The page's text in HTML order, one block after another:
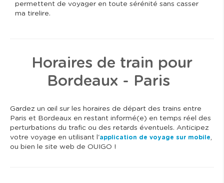
permettent de voyager en toute sérénité sans casser
ma tirelire.
Horaires de train pour
Bordeaux - Paris
Gardez un œil sur les horaires de départ des trains entre
Paris et Bordeaux en restant informé(e) en temps réel des
perturbations du trafic ou des retards éventuels. Anticipez
votre voyage en utilisant l'application de voyage sur mobile,
ou bien le site web de OUIGO !